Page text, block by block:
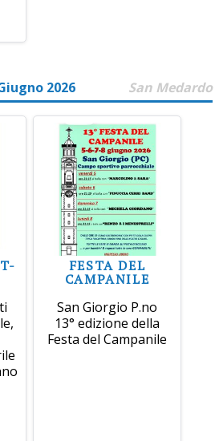
2026 San Medardo
FESTA DEL
CAMPANILE
San Giorgio P.no
13° edizione della
Festa del Campanile